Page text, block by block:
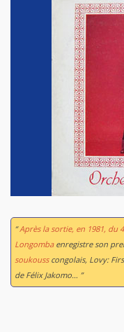
“Après la sortie, en 1981, du
Longombaenregistre son
soukousscongolais, Lovy:
de Félix Jakomo… ”